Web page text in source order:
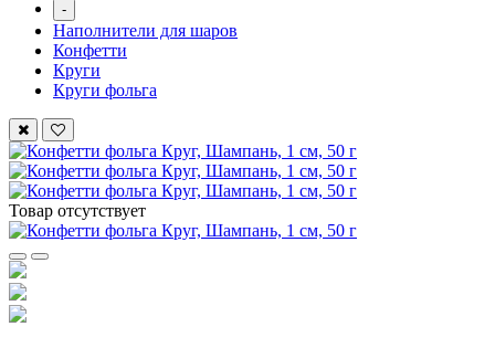
-
Наполнители для шаров
Конфетти
Круги
Круги фольга
Товар отсутствует